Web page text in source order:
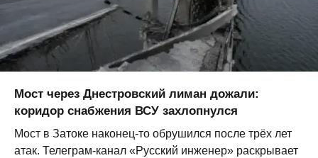
Мост через Днестровский лиман дожали:
коридор снабжения ВСУ захлопнулся
Мост в Затоке наконец-то обрушился после трёх лет
атак. Телеграм-канал «Русский инженер» раскрывает